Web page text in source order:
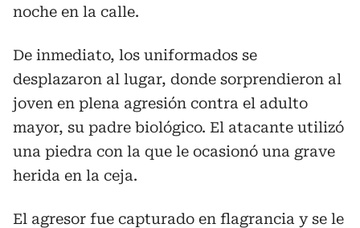
noche en la calle.
De inmediato, los uniformados se
desplazaron al lugar, donde sorprendieron al
joven en plena agresión contra el adulto
mayor, su padre biológico. El atacante utilizó
una piedra con la que le ocasionó una grave
herida en la ceja.
El agresor fue capturado en flagrancia y se le